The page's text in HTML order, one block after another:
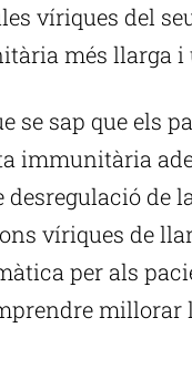
víriques del
més llarga i
se sap que els
immunitària
desregulació de
víriques de
per als
millorar